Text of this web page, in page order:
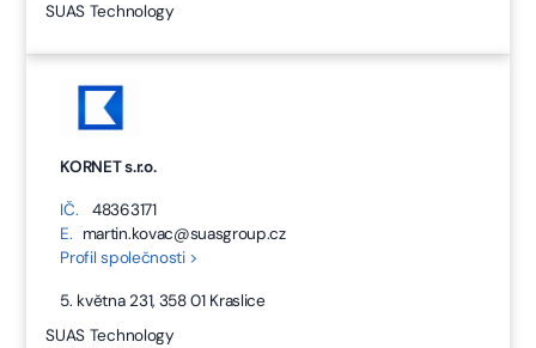
SUAS Technology
KORNET s.r.o.
IČ.
48363171
E. martin.kovac@suasgroup.cz
Profil společnosti >
5. května 231, 358 01 Kraslice
SUAS Technology